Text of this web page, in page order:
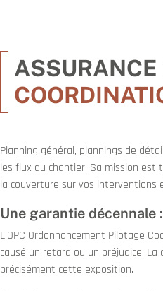
Planning général, plannings de
les flux du chantier. Sa mission est
la couverture sur vos interventions
Une garantie décennale
L’OPC Ordonnancement Pilotage
causé un retard ou un préjudice. La
précisément cette exposition.